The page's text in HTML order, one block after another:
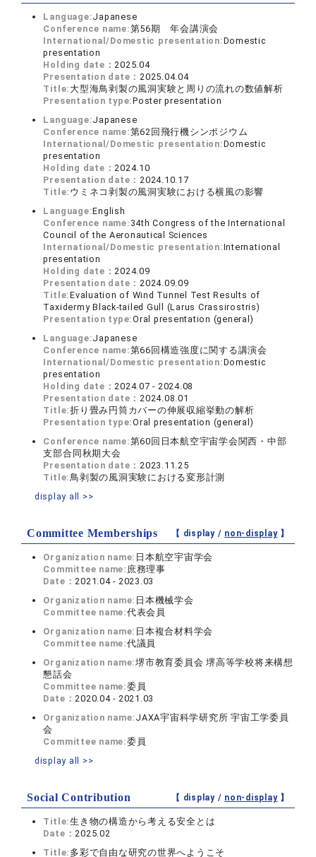
Language:Japanese
Conference name:第56期 年会講演会
International/Domestic presentation:Domestic
presentation
Holding date：2025.04
Presentation date：2025.04.04
Title: 大型海鳥剥製の風洞実験と周りの流れの数値解析
Presentation type:Poster presentation
Language:Japanese
Conference name:第62回飛行機シンポジウム
International/Domestic presentation:Domestic
presentation
Holding date：2024.10
Presentation date：2024.10.17
Title: ウミネコ剥製の風洞実験における横風の影響
Language:English
Conference name: 34th Congress of the International
Council of the Aeronautical Sciences
International/Domestic presentation:International
presentation
Holding date：2024.09
Presentation date：2024.09.09
Title:Evaluation of Wind Tunnel Test Results of
Taxidermy Black-tailed Gull (Larus Crassirostris)
Presentation type:Oral presentation (general)
Language:Japanese
Conference name:第66回構造強度に関する講演会
International/Domestic presentation:Domestic
presentation
Holding date：2024.07 - 2024.08
Presentation date：2024.08.01
Title:折り畳み円筒カバーの伸展収縮挙動の解析
Presentation type:Oral presentation (general)
Conference name:第60回日本航空宇宙学会関西・中部
支部合同秋期大会
Presentation date：2023.11.25
Title:鳥剥製の風洞実験における変形計測
display all >>
Committee Memberships 【 display / non-display】
Organization name: 日本航空宇宙学会
Committee name: 庶務理事
Date：2021.04 - 2023.03
Organization name: 日本機械学会
Committee name:代表会員
Organization name: 日本複合材料学会
Committee name:代議員
Organization name:堺市教育委員会 堺高等学校将来構想
懇話会
Committee name:委員
Date：2020.04 - 2021.03
Organization name: JAXA宇宙科学研究所 宇宙工学委員
会
Committee name:委員
display all >>
Social Contribution 【 display / non-display】
Title:生き物の構造から考える安全とは
Date：2025.02
Title: 多彩で自由な研究の世界へようこそ